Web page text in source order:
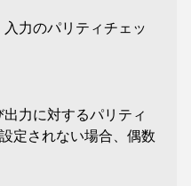
力のパリティチェッ
力に対するパリティ
定されない場合、偶数